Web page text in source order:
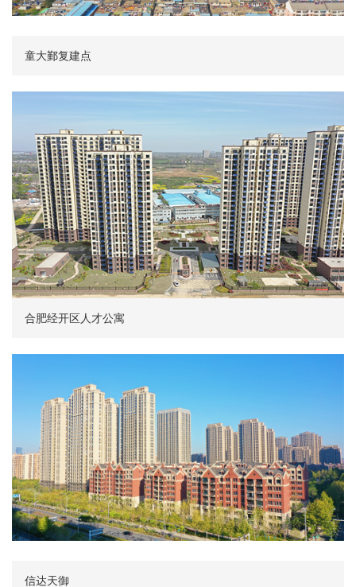
童大鄞复建点
合肥经开区人才公寓
信达天御